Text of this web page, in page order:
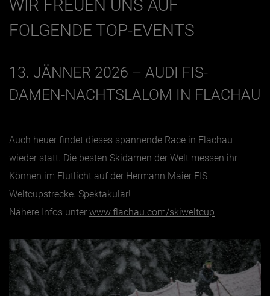
April
Juni
Juli
September
Oktober
November
Dezember
WIR FREUEN UNS AUF
FOLGENDE TOP-EVENTS
13. JÄNNER 2026 – AUDI FIS-
DAMEN-NACHTSLALOM IN FLACHAU
Auch heuer findet dieses spannende Race in Flachau
wieder statt. Die besten Skidamen der Welt messen ihr
Können im Flutlicht auf der Hermann Maier FIS
Weltcupstrecke. Spektakulär!
Nähere Infos unter www.flachau.com/skiweltcup